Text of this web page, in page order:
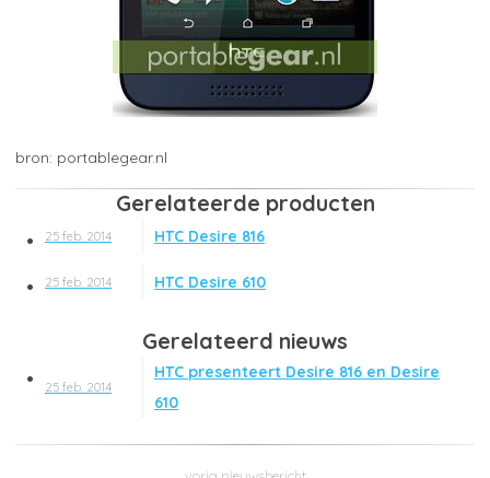
portablegear.nl
Gerelateerde producten
25 feb. 2014 HTC Desire 816
25 feb. 2014 HTC Desire 610
Gerelateerd nieuws
25 feb. 2014
HTC presenteert Desire 816 en Desire
610